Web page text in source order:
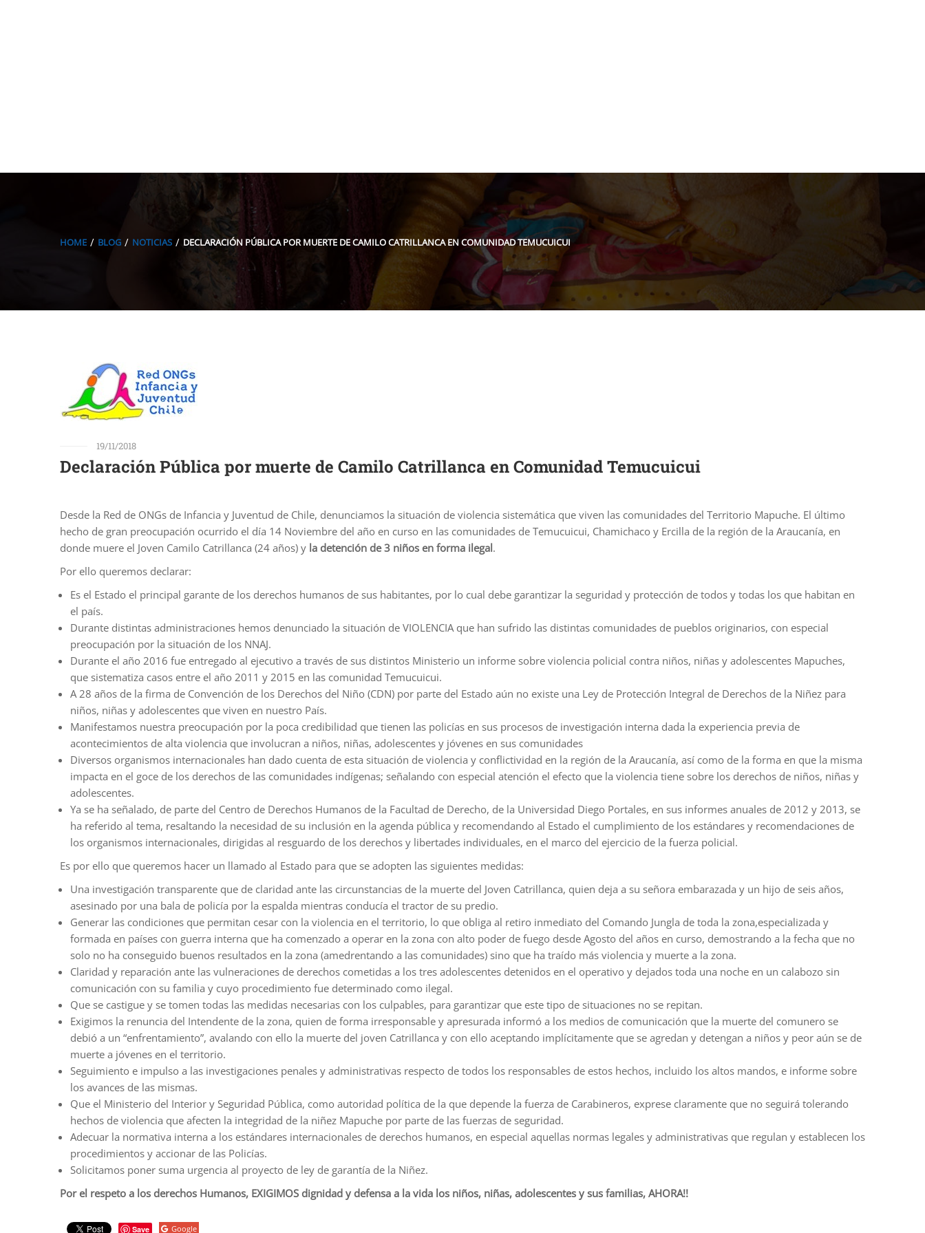
HOME BLOG NOTICIAS DECLARACIÓN PÚBLICA POR MUERTE DE CAMILO CATRILLANCA EN COMUNIDAD TEMUCUICUI
19/11/2018
Declaración Pública por muerte de Camilo Catrillanca en Comunidad Temucuicui
Desde la Red de ONGs de Infancia y Juventud de Chile, denunciamos la situación de violencia sistemática que viven las comunidades del Territorio Mapuche. El último
hecho de gran preocupación ocurrido el día 14 Noviembre del año en curso en las comunidades de Temucuicui, Chamichaco y Ercilla de la región de la Araucanía, en
donde muere el Joven Camilo Catrillanca (24 años) y la detención de 3 niños en forma ilegal.
Por ello queremos declarar:
Es el Estado el principal garante de los derechos humanos de sus habitantes, por lo cual debe garantizar la seguridad y protección de todos y todas los que habitan en
el país.
Durante distintas administraciones hemos denunciado la situación de VIOLENCIA que han sufrido las distintas comunidades de pueblos originarios, con especial
preocupación por la situación de los NNAJ.
Durante el año 2016 fue entregado al ejecutivo a través de sus distintos Ministerio un informe sobre violencia policial contra niños, niñas y adolescentes Mapuches,
que sistematiza casos entre el año 2011 y 2015 en las comunidad Temucuicui.
A 28 años de la firma de Convención de los Derechos del Niño (CDN) por parte del Estado aún no existe una Ley de Protección Integral de Derechos de la Niñez para
niños, niñas y adolescentes que viven en nuestro País.
Manifestamos nuestra preocupación por la poca credibilidad que tienen las policías en sus procesos de investigación interna dada la experiencia previa de
acontecimientos de alta violencia que involucran a niños, niñas, adolescentes y jóvenes en sus comunidades
Diversos organismos internacionales han dado cuenta de esta situación de violencia y conflictividad en la región de la Araucanía, así como de la forma en que la misma
impacta en el goce de los derechos de las comunidades indígenas; señalando con especial atención el efecto que la violencia tiene sobre los derechos de niños, niñas y
adolescentes.
Ya se ha señalado, de parte del Centro de Derechos Humanos de la Facultad de Derecho, de la Universidad Diego Portales, en sus informes anuales de 2012 y 2013, se
ha referido al tema, resaltando la necesidad de su inclusión en la agenda pública y recomendando al Estado el cumplimiento de los estándares y recomendaciones de
los organismos internacionales, dirigidas al resguardo de los derechos y libertades individuales, en el marco del ejercicio de la fuerza policial.
Es por ello que queremos hacer un llamado al Estado para que se adopten las siguientes medidas:
Una investigación transparente que de claridad ante las circunstancias de la muerte del Joven Catrillanca, quien deja a su señora embarazada y un hijo de seis años,
asesinado por una bala de policía por la espalda mientras conducía el tractor de su predio.
Generar las condiciones que permitan cesar con la violencia en el territorio, lo que obliga al retiro inmediato del Comando Jungla de toda la zona,especializada y
formada en países con guerra interna que ha comenzado a operar en la zona con alto poder de fuego desde Agosto del años en curso, demostrando a la fecha que no
solo no ha conseguido buenos resultados en la zona (amedrentando a las comunidades) sino que ha traído más violencia y muerte a la zona.
Claridad y reparación ante las vulneraciones de derechos cometidas a los tres adolescentes detenidos en el operativo y dejados toda una noche en un calabozo sin
comunicación con su familia y cuyo procedimiento fue determinado como ilegal.
Que se castigue y se tomen todas las medidas necesarias con los culpables, para garantizar que este tipo de situaciones no se repitan.
Exigimos la renuncia del Intendente de la zona, quien de forma irresponsable y apresurada informó a los medios de comunicación que la muerte del comunero se
debió a un “enfrentamiento”, avalando con ello la muerte del joven Catrillanca y con ello aceptando implícitamente que se agredan y detengan a niños y peor aún se de
muerte a jóvenes en el territorio.
Seguimiento e impulso a las investigaciones penales y administrativas respecto de todos los responsables de estos hechos, incluido los altos mandos, e informe sobre
los avances de las mismas.
Que el Ministerio del Interior y Seguridad Pública, como autoridad política de la que depende la fuerza de Carabineros, exprese claramente que no seguirá tolerando
hechos de violencia que afecten la integridad de la niñez Mapuche por parte de las fuerzas de seguridad.
Adecuar la normativa interna a los estándares internacionales de derechos humanos, en especial aquellas normas legales y administrativas que regulan y establecen los
procedimientos y accionar de las Policías.
Solicitamos poner suma urgencia al proyecto de ley de garantía de la Niñez.
Por el respeto a los derechos Humanos, EXIGIMOS dignidad y defensa a la vida los niños, niñas, adolescentes y sus familias, AHORA!!
Google
Save